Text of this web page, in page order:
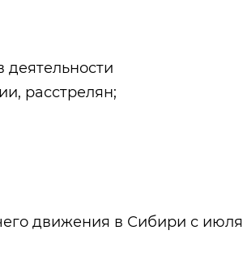
деятельности
расстрелян;
движения в Сибири с июля